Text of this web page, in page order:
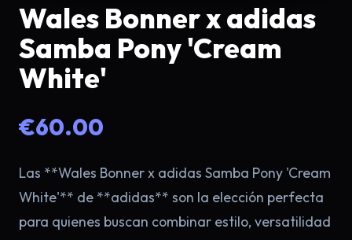
Wales Bonner x adidas
Samba Pony 'Cream
White'
€60.00
Las **Wales Bonner x adidas Samba Pony 'Cream
White'** de **adidas** son la elección perfecta
para quienes buscan combinar estilo, versatilidad